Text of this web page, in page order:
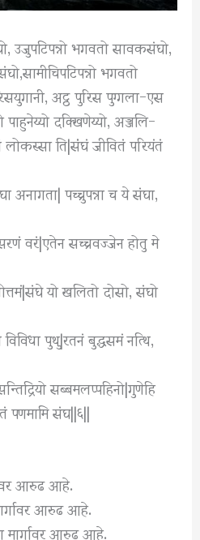
उजुपटिपन्नो भगवतो सावकसंघो,
भगवतो
अट्ठ पुरिस पुग्गला-एस
दक्खिणेय्यो, अञ्जलि-
ति|संंघं जीवितं परियंतं
पच्चुपन्ना च ये संघा,
वरं|एतेन सच्चवज्जेन होतु मे
यो खलितो दोसो, संघो
पुथु|रतनं बुद्धसमं नत्थि,
सब्बमलप्पहिनो|गुणेहि
पणमामि संघ||६||
आरुढ आहे.
आरुढ आहे.